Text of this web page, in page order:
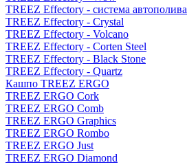
TREEZ Effectory - система автополива
TREEZ Effectory - Crystal
TREEZ Effectory - Volcano
TREEZ Effectory - Corten Steel
TREEZ Effectory - Black Stone
TREEZ Effectory - Quartz
Кашпо TREEZ ERGO
TREEZ ERGO Cork
TREEZ ERGO Comb
TREEZ ERGO Graphics
TREEZ ERGO Rombo
TREEZ ERGO Just
TREEZ ERGO Diamond